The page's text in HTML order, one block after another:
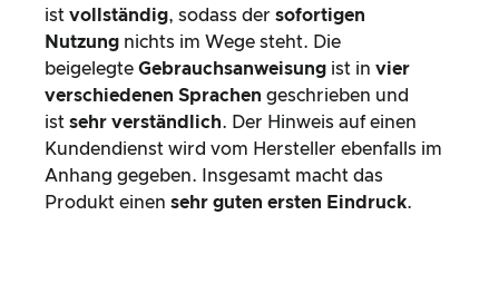
ist vollständig, sodass der sofortigen
Nutzung nichts im Wege steht. Die
beigelegte Gebrauchsanweisung ist in vier
verschiedenen Sprachen geschrieben und
ist sehr verständlich. Der Hinweis auf einen
Kundendienst wird vom Hersteller ebenfalls im
Anhang gegeben. Insgesamt macht das
Produkt einen sehr guten ersten Eindruck.